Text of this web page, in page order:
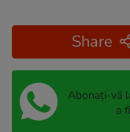
Share
Abonați-vă
a